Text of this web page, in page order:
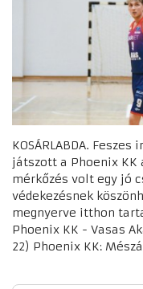
KOSÁRLABDA.
játszott a Phoenix KK
mérkőzés volt egy jó
védekezésnek
megnyerve itthon
Phoenix KK - Vasas
22) Phoenix KK: